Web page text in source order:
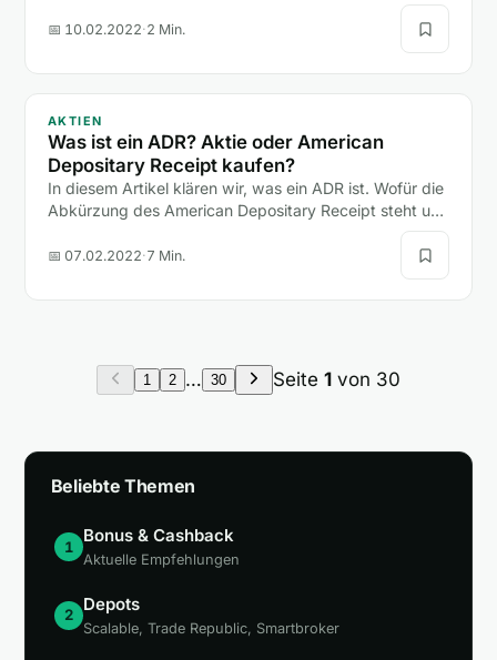
📅 10.02.2022·2 Min.
AKTIEN
Was ist ein ADR? Aktie oder American
Depositary Receipt kaufen?
In diesem Artikel klären wir, was ein ADR ist. Wofür die
Abkürzung des American Depositary Receipt steht und
ob Anleger mit einem ADR oder einer Aktie besser…
📅 07.02.2022·7 Min.
1 2 … 30 Seite 1 von 30
Beliebte Themen
1
Bonus & Cashback
Aktuelle Empfehlungen
2
Depots
Scalable, Trade Republic, Smartbroker